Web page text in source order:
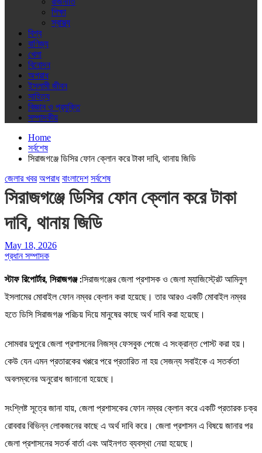
শিক্ষা
স্বাস্থ্য
বিশ্ব
বাণিজ্য
খেলা
বিনোদন
অপরাধ
ইসলামী জীবন
সাহিত্য
বিজ্ঞান ও প্রযুক্তি
সম্পাদকীয়
Home
সর্বশেষ
সিরাজগঞ্জে ডিসির ফোন ক্লোন করে টাকা দাবি, থানায় জিডি
জেলার খবর অপরাধ বাংলাদেশ সর্বশেষ
সিরাজগঞ্জে ডিসির ফোন ক্লোন করে টাকা
দাবি, থানায় জিডি
May 18, 2026
প্রধান সম্পাদক
স্টাফ রিপোর্টার, সিরাজগঞ্জ :সিরাজগঞ্জের জেলা প্রশাসক ও জেলা ম্যাজিস্ট্রেট আমিনুল
ইসলামের মোবাইল ফোন নম্বর ক্লোন করা হয়েছে। তার আরও একটি মোবাইল নম্বর
হতে ডিসি সিরাজগঞ্জ পরিচয় দিয়ে মানুষের কাছে অর্থ দাবি করা হয়েছে।
সোমবার দুপুরে জেলা প্রশাসনের নিজস্ব ফেসবুক পেজে এ সংক্রান্ত পোস্ট করা হয়।
কেউ যেন এমন প্রতারকের খপ্পরে পরে প্রতারিত না হয় সেজন্য সবাইকে এ সতর্কতা
অবলম্বনের অনুরোধ জানানো হয়েছে।
সংশ্লিষ্ট সূত্রে জানা যায়, জেলা প্রশাসকের ফোন নম্বর ক্লোন করে একটি প্রতারক চক্র
রোববার বিভিন্ন লোকজনের কাছে এ অর্থ দাবি করে। জেলা প্রশাসন এ বিষয়ে জানার পর
জেলা প্রশাসনের সতর্ক বার্তা এবং আইনগত ব্যবস্থা নেয়া হয়েছে।